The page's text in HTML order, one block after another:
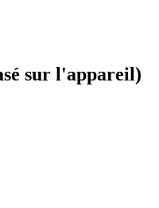
sur l'appareil)